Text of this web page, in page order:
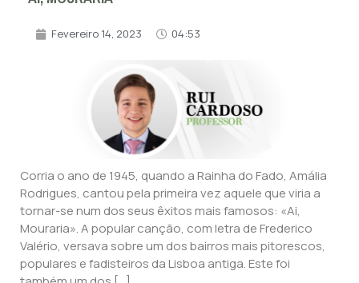
Fevereiro 14, 2023 04:53
Corria o ano de 1945, quando a Rainha do Fado, Amália
Rodrigues, cantou pela primeira vez aquele que viria a
tornar-se num dos seus êxitos mais famosos: «Ai,
Mouraria». A popular canção, com letra de Frederico
Valério, versava sobre um dos bairros mais pitorescos,
populares e fadisteiros da Lisboa antiga. Este foi